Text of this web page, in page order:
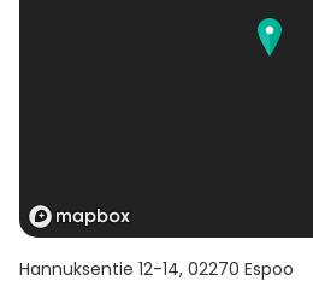
Hannuksentie 12-14, 02270 Espoo